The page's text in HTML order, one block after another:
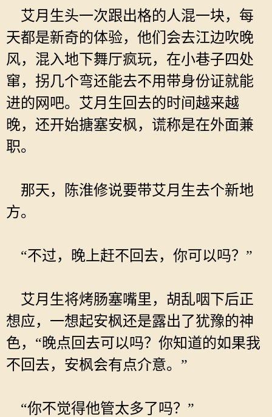
艾月生头一次跟出格的人混一块，每
天都是新奇的体验，他们会去江边吹晚
风，混入地下舞厅疯玩，在小巷子四处
窜，拐几个弯还能去不用带身份证就能
进的网吧。艾月生回去的时间越来越
晚，还开始搪塞安枫，谎称是在外面兼
职。
那天，陈淮修说要带艾月生去个新地
方。
“不过，晚上赶不回去，你可以吗？”
艾月生将烤肠塞嘴里，胡乱咽下后正
想应，一想起安枫还是露出了犹豫的神
色，“晚点回去可以吗？你知道的如果我
不回去，安枫会有点介意。”
“你不觉得他管太多了吗？”